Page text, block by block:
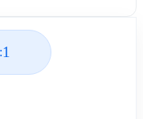
заездов от
1